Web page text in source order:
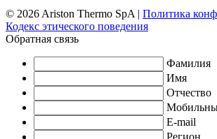
© 2026 Ariston Thermo SpA | Политика
Кодекс этического поведения
Обратная связь
Фамилия
Имя
Отчество
E-mail
Регион